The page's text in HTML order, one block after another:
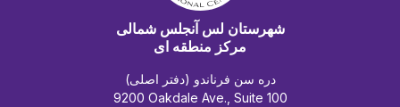
شهرستان لس آنجلس شمالی
مرکز منطقه ای
دره سن فرناندو (دفتر اصلی)
9200 Oakdale Ave., Suite 100